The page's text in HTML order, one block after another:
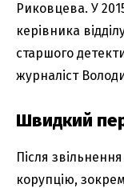
Риковцева. У
керівника
старшого
журналіст
Швидкий
Після
корупцію,